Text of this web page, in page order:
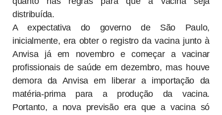
distribuída.
A expectativa do governo de São Paulo,
inicialmente, era obter o registro da vacina junto à
Anvisa já em novembro e começar a vacinar
profissionais de saúde em dezembro, mas houve
demora da Anvisa em liberar a importação da
matéria-prima para a produção da vacina.
Portanto, a nova previsão era que a vacina só